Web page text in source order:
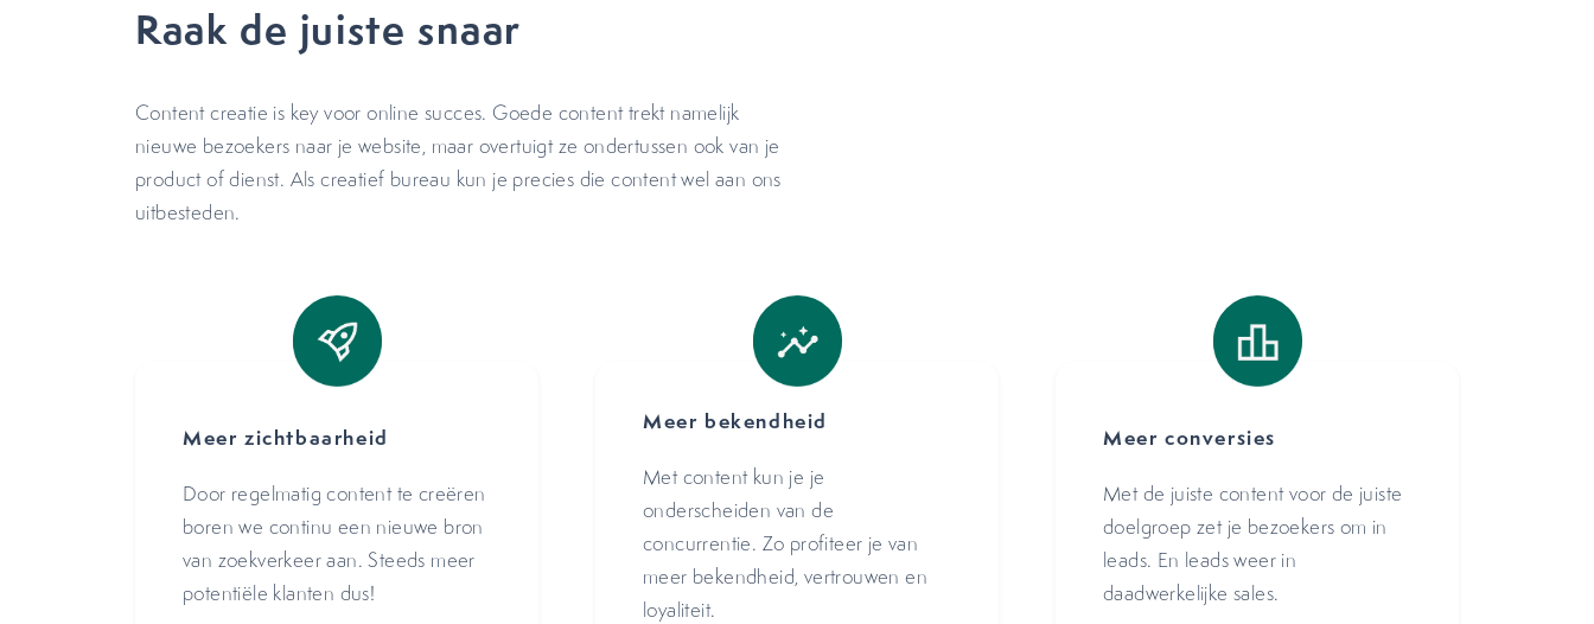
Raak de juiste snaar
Content creatie is key voor online succes. Goede content trekt namelijk
nieuwe bezoekers naar je website, maar overtuigt ze ondertussen ook van je
product of dienst. Als creatief bureau kun je precies die content wel aan ons
uitbesteden.
Meer zichtbaarheid
Door regelmatig content te creëren
boren we continu een nieuwe bron
van zoekverkeer aan. Steeds meer
potentiële klanten dus!
Meer bekendheid
Met content kun je je
onderscheiden van de
concurrentie. Zo profiteer je van
meer bekendheid, vertrouwen en
loyaliteit.
Meer conversies
Met de juiste content voor de juiste
doelgroep zet je bezoekers om in
leads. En leads weer in
daadwerkelijke sales.